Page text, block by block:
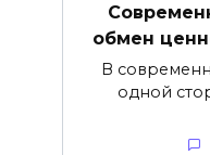
обмен
В
одной